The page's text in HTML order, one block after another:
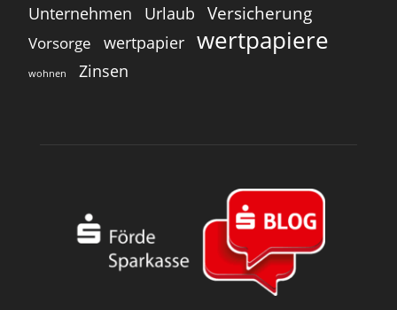
Unternehmen Urlaub Versicherung
Vorsorge wertpapier wertpapiere
wohnen Zinsen